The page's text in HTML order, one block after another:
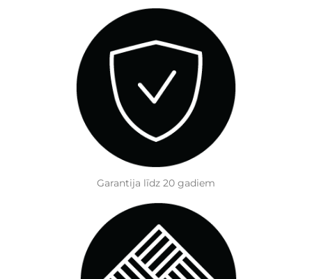
Garantija līdz 20 gadiem